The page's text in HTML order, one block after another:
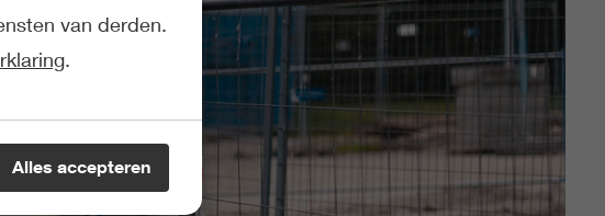
van derden.
.
Alles accepteren